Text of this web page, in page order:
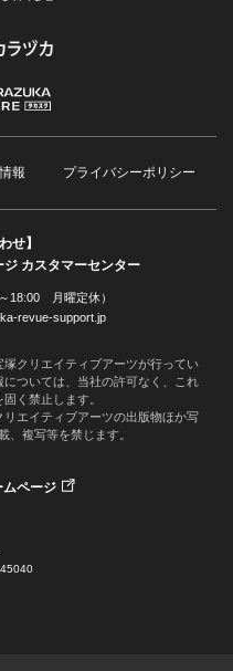
報 プライバシーポリシー
せ】
カスタマーセンター
18:00 月曜定休）
revue-support.jp
クリエイティブアーツが行ってい
ついては、当社の許可なく、これ
く禁止します。
エイティブアーツの出版物ほか写
、複写等を禁じます。
ページ